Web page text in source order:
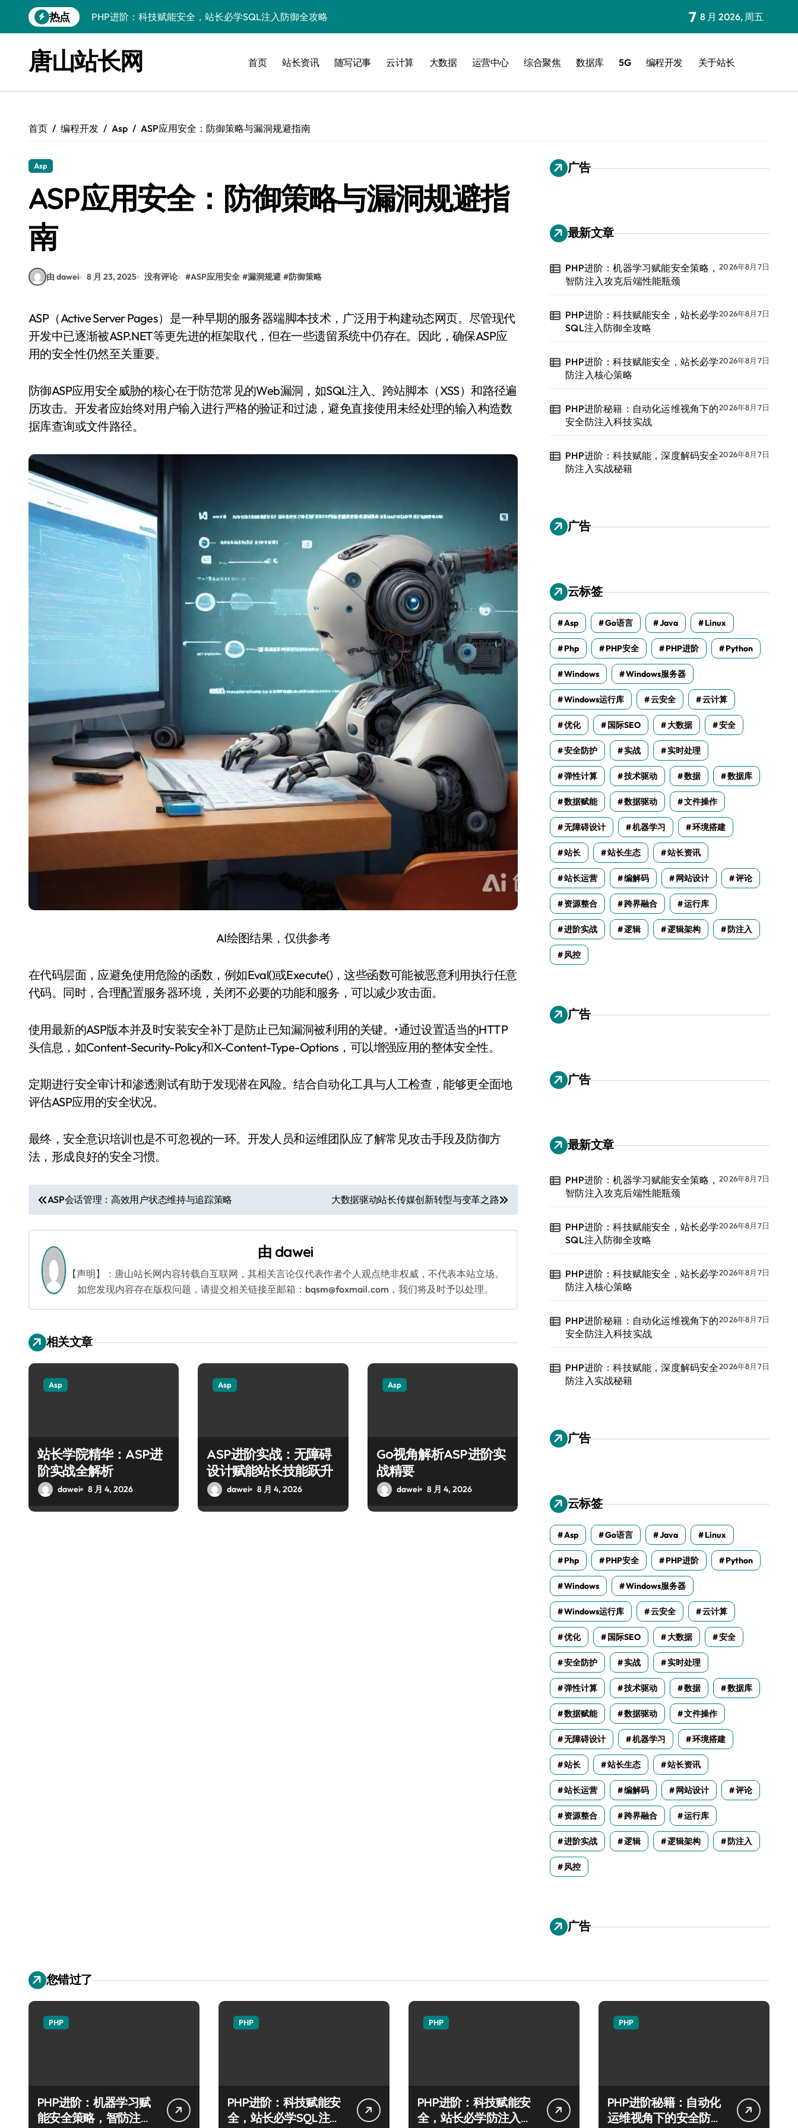
到
热点
PHP进阶：科技赋能安全，站长必学防注入核心策略
PHP进阶：科技赋能，深度解码安全防注入实战秘籍
云安全护航传媒数据新趋势
VR跨界融合新趋势：站长资源全攻略
云计算弹性架构：智能资源调配揭秘
PHP进阶：机器学习赋能安全策略，智防注入攻克后端性能瓶颈
7 8 月 2026, 周五
唐山站长网 首页 站长资讯 随写记事 云计算 大数据 运营中心 综合聚焦 数据库 5G 编程开发 关于站长
首页 编程开发 Asp ASP应用安全：防御策略与漏洞规避指南
Asp
ASP应用安全：防御策略与漏洞规避指
南
由 dawei 8 月 23, 2025 没有评论 #ASP应用安全 #漏洞规避 #防御策略
ASP（Active Server Pages）是一种早期的服务器端脚本技术，广泛用于构建动态网页。尽管现代
开发中已逐渐被ASP.NET等更先进的框架取代，但在一些遗留系统中仍存在。因此，确保ASP应
用的安全性仍然至关重要。
防御ASP应用安全威胁的核心在于防范常见的Web漏洞，如SQL注入、跨站脚本（XSS）和路径遍
历攻击。开发者应始终对用户输入进行严格的验证和过滤，避免直接使用未经处理的输入构造数
据库查询或文件路径。
AI绘图结果，仅供参考
在代码层面，应避免使用危险的函数，例如Eval()或Execute()，这些函数可能被恶意利用执行任意
代码。同时，合理配置服务器环境，关闭不必要的功能和服务，可以减少攻击面。
使用最新的ASP版本并及时安装安全补丁是防止已知漏洞被利用的关键。•通过设置适当的HTTP
头信息，如Content-Security-Policy和X-Content-Type-Options，可以增强应用的整体安全性。
定期进行安全审计和渗透测试有助于发现潜在风险。结合自动化工具与人工检查，能够更全面地
评估ASP应用的安全状况。
最终，安全意识培训也是不可忽视的一环。开发人员和运维团队应了解常见攻击手段及防御方
法，形成良好的安全习惯。
文
章
导
航
ASP会话管理：高效用户状态维持与追踪策略 大数据驱动站长传媒创新转型与变革之路
由 dawei
【声明】：唐山站长网内容转载自互联网，其相关言论仅代表作者个人观点绝非权威，不代表本站立场。
如您发现内容存在版权问题，请提交相关链接至邮箱：bqsm@foxmail.com，我们将及时予以处理。
相关文章
Asp
站长学院精华：ASP进
阶实战全解析
dawei 8 月 4, 2026
Asp
ASP进阶实战：无障碍
设计赋能站长技能跃升
dawei 8 月 4, 2026
Asp
Go视角解析ASP进阶实
战精要
dawei 8 月 4, 2026
广告
最新文章
PHP进阶：机器学习赋能安全策略，
智防注入攻克后端性能瓶颈
2026年8月7日
PHP进阶：科技赋能安全，站长必学
SQL注入防御全攻略
2026年8月7日
PHP进阶：科技赋能安全，站长必学
防注入核心策略
2026年8月7日
PHP进阶秘籍：自动化运维视角下的
安全防注入科技实战
2026年8月7日
PHP进阶：科技赋能，深度解码安全
防注入实战秘籍
2026年8月7日
广告
云标签
Asp Go语言 Java Linux
Php PHP安全 PHP进阶 Python
Windows Windows服务器
Windows运行库 云安全 云计算
优化 国际SEO 大数据 安全
安全防护 实战 实时处理
弹性计算 技术驱动 数据 数据库
数据赋能 数据驱动 文件操作
无障碍设计 机器学习 环境搭建
站长 站长生态 站长资讯
站长运营 编解码 网站设计 评论
资源整合 跨界融合 运行库
进阶实战 逻辑 逻辑架构 防注入
风控
广告
广告
最新文章
PHP进阶：机器学习赋能安全策略，
智防注入攻克后端性能瓶颈
2026年8月7日
PHP进阶：科技赋能安全，站长必学
SQL注入防御全攻略
2026年8月7日
PHP进阶：科技赋能安全，站长必学
防注入核心策略
2026年8月7日
PHP进阶秘籍：自动化运维视角下的
安全防注入科技实战
2026年8月7日
PHP进阶：科技赋能，深度解码安全
防注入实战秘籍
2026年8月7日
广告
云标签
Asp Go语言 Java Linux
Php PHP安全 PHP进阶 Python
Windows Windows服务器
Windows运行库 云安全 云计算
优化 国际SEO 大数据 安全
安全防护 实战 实时处理
弹性计算 技术驱动 数据 数据库
数据赋能 数据驱动 文件操作
无障碍设计 机器学习 环境搭建
站长 站长生态 站长资讯
站长运营 编解码 网站设计 评论
资源整合 跨界融合 运行库
进阶实战 逻辑 逻辑架构 防注入
风控
广告
您错过了
PHP
PHP进阶：机器学习赋
能安全策略，智防注入
PHP
PHP进阶：科技赋能安
全，站长必学SQL注入
PHP
PHP进阶：科技赋能安
全，站长必学防注入核
PHP
PHP进阶秘籍：自动化
运维视角下的安全防注